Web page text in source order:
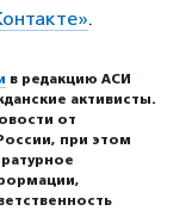
.
в редакцию АСИ
активисты.
от
при этом